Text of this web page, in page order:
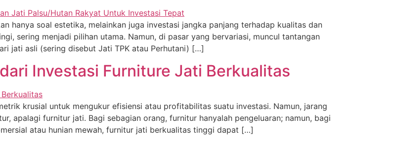
hanya soal estetika, melainkan juga investasi jangka panjang terhadap kualitas dan
sering menjadi pilihan utama. Namun, di pasar yang bervariasi, muncul tantangan
jati asli (sering disebut Jati TPK atau Perhutani) […]
Investasi Furniture Jati Berkualitas
krusial untuk mengukur efisiensi atau profitabilitas suatu investasi. Namun, jarang
apalagi furnitur jati. Bagi sebagian orang, furnitur hanyalah pengeluaran; namun, bagi
atau hunian mewah, furnitur jati berkualitas tinggi dapat […]